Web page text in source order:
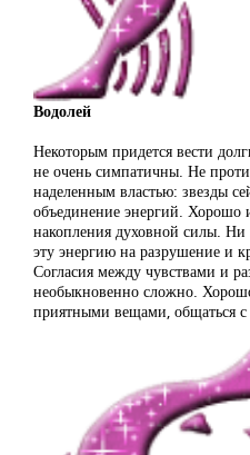
Водолей
Некоторым придется вести
не очень симпатичны. Не
наделенным властью: звезды
объединение энергий. Хорошо
накопления духовной силы. Ни
эту энергию на разрушение и
Согласия между чувствами и
необыкновенно сложно.
приятными вещами, общаться